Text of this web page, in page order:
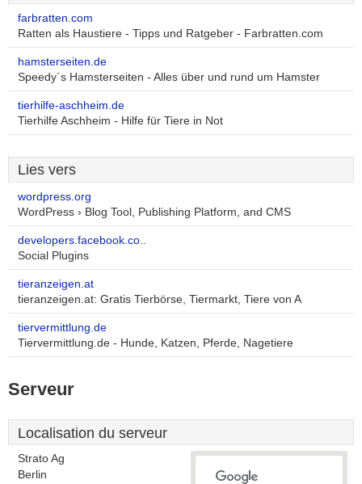
farbratten.com
Ratten als Haustiere - Tipps und Ratgeber - Farbratten.com
hamsterseiten.de
Speedy´s Hamsterseiten - Alles über und rund um Hamster
tierhilfe-aschheim.de
Tierhilfe Aschheim - Hilfe für Tiere in Not
Lies vers
wordpress.org
WordPress › Blog Tool, Publishing Platform, and CMS
developers.facebook.co..
Social Plugins
tieranzeigen.at
tieranzeigen.at: Gratis Tierbörse, Tiermarkt, Tiere von A
tiervermittlung.de
Tiervermittlung.de - Hunde, Katzen, Pferde, Nagetiere
Serveur
Localisation du serveur
Strato Ag
Berlin